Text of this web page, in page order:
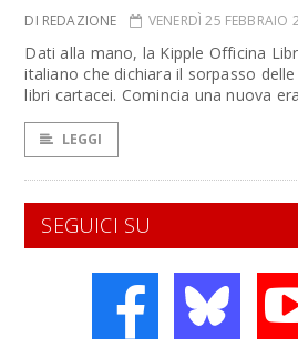
DI REDAZIONE VENERDÌ 25 FEBBRAIO
Dati alla mano, la Kipple Officina
italiano che dichiara il sorpasso
libri cartacei. Comincia una nuova
LEGGI
SEGUICI SU